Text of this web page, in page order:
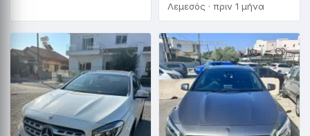
Λεμεσός · πριν 1 μήνα